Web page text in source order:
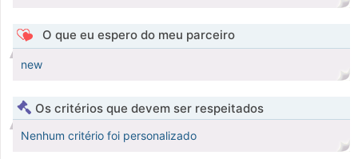
O que eu espero do meu parceiro
new
Os critérios que devem ser respeitados
Nenhum critério foi personalizado